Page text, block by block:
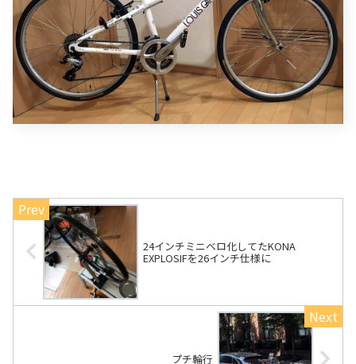
24インチミニベロ化してたKONA
EXPLOSIFを26インチ仕様に
プチ輪行